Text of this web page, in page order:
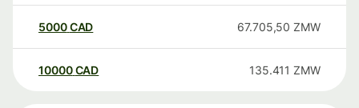
5000CAD 67.705,50 ZMW
10000 CAD 135.411 ZMW